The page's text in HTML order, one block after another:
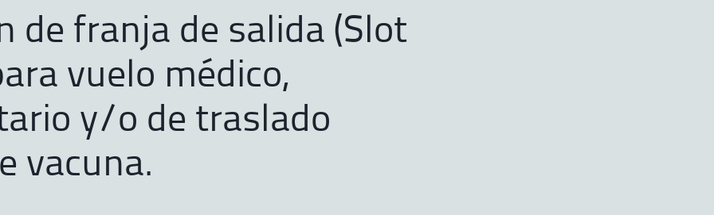
de franja de salida (Slot
vuelo médico,
y/o de traslado
vacuna.